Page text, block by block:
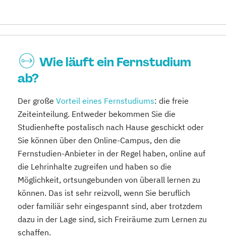
Wie läuft ein Fernstudium
ab?
Der große Vorteil eines Fernstudiums: die freie
Zeiteinteilung. Entweder bekommen Sie die
Studienhefte postalisch nach Hause geschickt oder
Sie können über den Online-Campus, den die
Fernstudien-Anbieter in der Regel haben, online auf
die Lehrinhalte zugreifen und haben so die
Möglichkeit, ortsungebunden von überall lernen zu
können. Das ist sehr reizvoll, wenn Sie beruflich
oder familiär sehr eingespannt sind, aber trotzdem
dazu in der Lage sind, sich Freiräume zum Lernen zu
schaffen.